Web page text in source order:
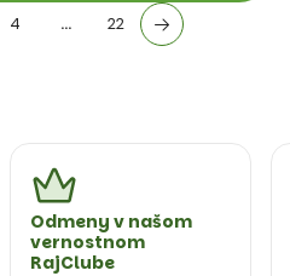
4 … 22
Odmeny v našom
vernostnom
RajClube